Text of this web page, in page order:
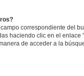
correspondiente del
haciendo clic en el enlace
de acceder a la